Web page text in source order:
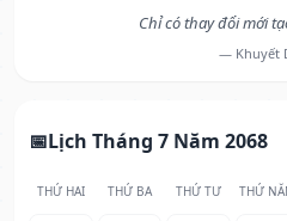
Chỉ có thay đổi mới
— Khuyết
Lịch Tháng 7 Năm 2068
THỨ HAI THỨ BA THỨ TƯ THỨ